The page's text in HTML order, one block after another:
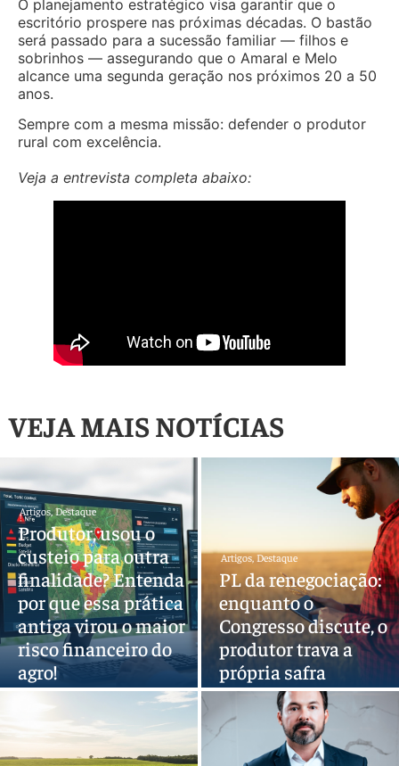
O planejamento estratégico visa garantir que o
escritório prospere nas próximas décadas. O bastão
será passado para a sucessão familiar — filhos e
sobrinhos — assegurando que o Amaral e Melo
alcance uma segunda geração nos próximos 20 a 50
anos.
Sempre com a mesma missão: defender o produtor
rural com excelência.
Veja a entrevista completa abaixo:
VEJA MAIS NOTÍCIAS
Artigos,Destaque
Produtor, usou o
custeio para outra
finalidade? Entenda
por que essa prática
antiga virou o maior
risco financeiro do
agro!
Artigos,Destaque
PL da renegociação:
enquanto o
Congresso discute, o
produtor trava a
própria safra